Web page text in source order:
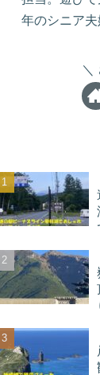
年のシニア夫